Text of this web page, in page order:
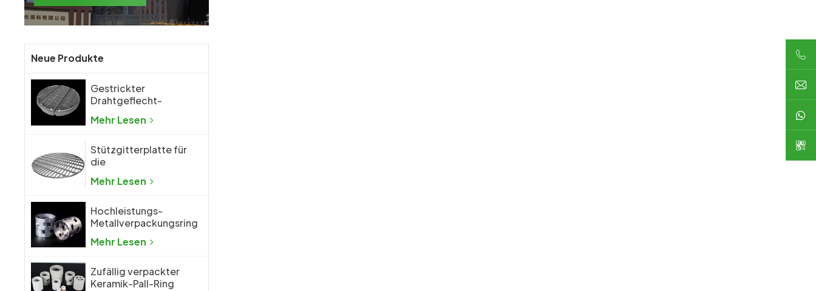
Neue Produkte
Gestrickter
Drahtgeflecht-
Drahtgeflecht-
Tropfenabscheider
Mehr Lesen
Stützgitterplatte für
die
mit zufälliger
Packung
Mehr Lesen
Hochleistungs-
Metallverpackungsring
zufälliger Packung
Mehr Lesen
Zufällig verpackter
Keramik-Pall-Ring